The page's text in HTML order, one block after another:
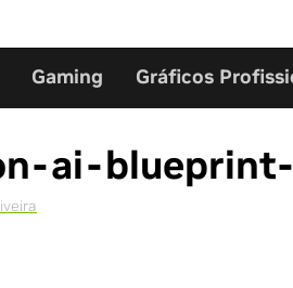
Gaming Gráficos
ai-